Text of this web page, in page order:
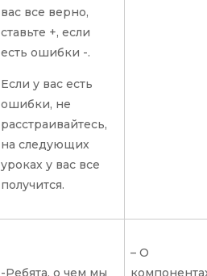
вас все верно,
ставьте +, если
есть ошибки -.
Если у вас есть
ошибки, не
расстраивайтесь,
на следующих
уроках у вас все
получится.
-Ребята, о чем мы
– О